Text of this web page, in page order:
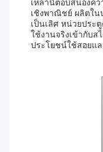
เหล่านี้ตอบสนองคว
เชิงพาณิชย์ ผลิตใน
เป็นเลิศ หน่วยประ
ใช้งานจริงเข้ากับส
ประโยชน์ใช้สอยแ